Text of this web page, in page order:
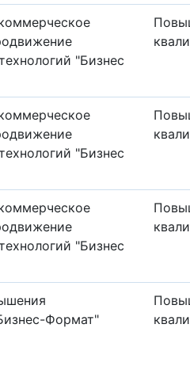
"Бизнес
"Бизнес
"Бизнес
Формат"